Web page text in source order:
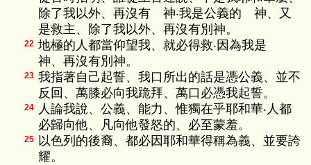
除了我以外、再沒有 神‧我是公義的 神、又
是救主、除了我以外、再沒有別神。
22 地極的人都當仰望我、就必得救‧因為我是
神、再沒有別神。
23 我指著自己起誓、我口所出的話是憑公義、並不
反回、萬膝必向我跪拜、萬口必憑我起誓。
24
人論我說、公義、能力、惟獨在乎耶和華‧人都
必歸向他、凡向他發怒的、必至蒙羞。
25 以色列的後裔、都必因耶和華得稱為義、並要誇
耀。